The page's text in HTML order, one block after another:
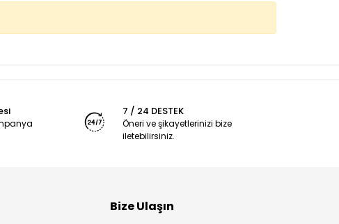
7 / 24 DESTEK
Öneri ve şikayetlerinizi bize
iletebilirsiniz.
Bize Ulaşın